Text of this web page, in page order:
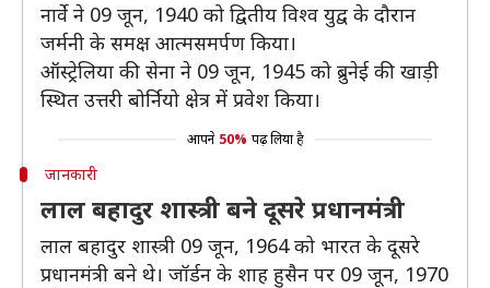
नार्वे ने 09 जून, 1940 को द्वितीय विश्व युद्व के दौरान
जर्मनी के समक्ष आत्मसमर्पण किया।
ऑस्ट्रेलिया की सेना ने 09 जून, 1945 को ब्रुनेई की खाड़ी
स्थित उत्तरी बोर्नियो क्षेत्र में प्रवेश किया।
आपने 50% पढ़ लिया है
जानकारी
लाल बहादुर शास्त्री बने दूसरे प्रधानमंत्री
लाल बहादुर शास्त्री 09 जून, 1964 को भारत के दूसरे
प्रधानमंत्री बने थे। जॉर्डन के शाह हुसैन पर 09 जून, 1970